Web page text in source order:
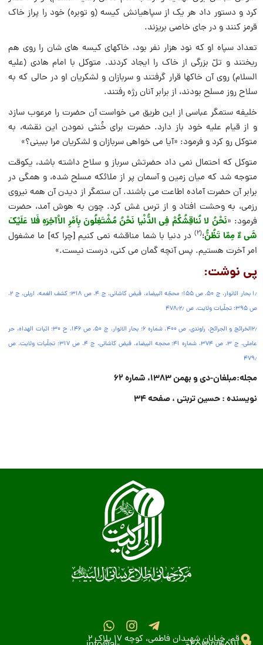
کرد و دستور داد هر یک از سپاهیانش کیسه (و توبره) خود را پراز خاک
قرمز کنند و در جای خاصی بریزند.
تعداد سپاه او که نود هزار نفر بود، خاکهای کیسه های شان را روی هم
ریختند و تلّ بزرگی از خاک را ایجاد کردند. متوکل با امام هادی (علیه
السلام) روی آن خاکها قرار گرفتند و سربازان و لشکریان او در حالی که به
سلاح روز مسلح بودند، از برابر آنان رژه رفتند.
خلیفه ستمگر عباسی از این طریق می خواست آن حضرت را مرعوب سازد
و از قیام علیه خود باز دارد. حضرت برای خُنثی نمودن این نقشه، به
متوکل رو کرد و فرمود: «آیا می خواهی سربازان و لشکریان مرا ببینی؟»
متوکل که احتمال نمی داد حضرتش سرباز و سلاح داشته باشد، یکوقت
متوجه شد که میان زمین و آسمان پر از ملائکه مسلح شده، و همگی در
برابر آن حضرت آماده اطاعت می باشند. آن ستمگر از دیدن آن همه نیروی
رزمی، به وحشت افتاد و از ترس غش کرد. چون به هوش آمد، حضرت
فرمود: «نَحْنُ لا نُناقِشُکُمْ فِی الدُّنْیا نَحْنُ مُشْتَغِلُونَ بِاَمْرِ الاْآخِرَهِ فَلا عَلَیْکَ
شَی ءٌ مِمّا تَظُنُّ؛(۲) در دنیا با شما مناقشه نمی کنیم [چرا که] ما مشغول
امر آخرت هستیم. پس آنچه گمان می کنی، درست نیست.»
پی نوشت:
۱٫ بحار الانوار، ج ۵۰، ص ۱۵۵؛ محجّه البیضاء، فیض کاشانی، ج ۴، ص ۳۱۸؛ کشف الغمه، اربلی، ج ۲،
ص ۳۹۵؛ تجلّیات ولایت، ص ۴۷۸٫
۲٫
۲٫الخرائج و الجرائح، راوندی، ص ۴۰۰، شماره ۶؛ بحار الانوار، ج ۵۰، ص ۱۴۶، ح ۳۰؛ اثبات الهداه، حر
عاملی، ج ۳، ص ۳۷۴، شماره ۴۱؛ محجه البیضاء، فیض کاشانی، ج ۴، ص ۳۱۷؛ تجلّیات ولایت، ص
۴۷۹٫
مجله:مبلغان-دی و بهمن ۱۳۸۳، شماره ۶۲
نویسنده : حسین تربتی ، صفحه ۳۴
قم، خیابان شهیدان فاطمی، کوچه 17 پلاک 2